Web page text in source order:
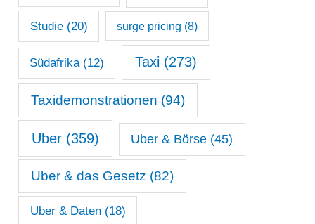
Studie(20) surge pricing (8)
Südafrika(12) Taxi (273)
Taxidemonstrationen (94)
Uber (359) Uber & Börse (45)
Uber & das Gesetz (82)
Uber & Daten(18)